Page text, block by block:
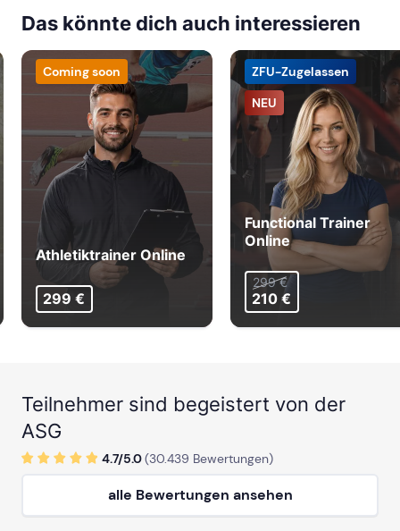
Das könnte dich auch interessieren
Coming soon
Athletiktrainer Online
299 €
NEU
ZFU-Zugelassen
Functional Trainer
Online
299 €
210 €
Teilnehmer sind begeistert von der
ASG
4.7/5.0(30.439 Bewertungen)
alle Bewertungen ansehen